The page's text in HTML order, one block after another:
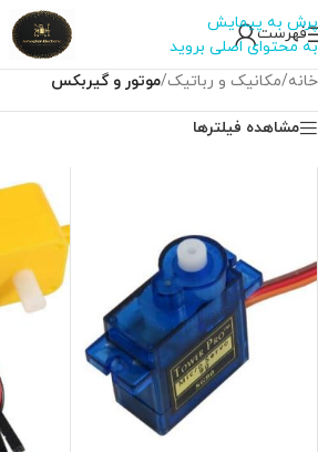
پرش به پیمایش
به محتوای اصلی بروید
فهرست
خانه/مکانیک و رباتیک/موتور و گیربکس
مشاهده فیلترها